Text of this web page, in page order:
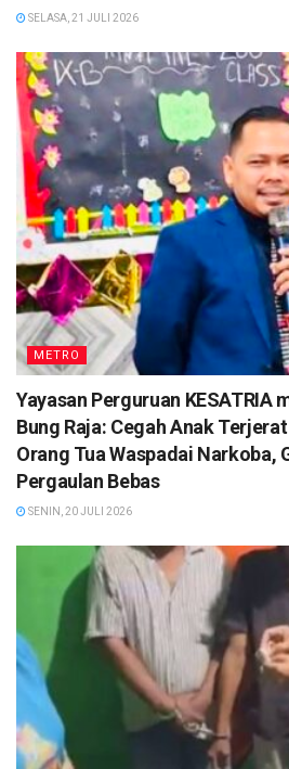
SELASA, 21 JULI 2026
METRO
Yayasan Perguruan KESATRIA
Bung Raja: Cegah Anak
Orang Tua Waspadai Narkoba,
Pergaulan Bebas
SENIN, 20 JULI 2026